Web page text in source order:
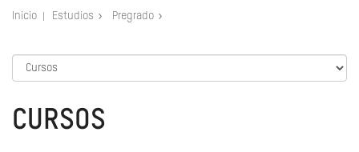
Inicio Estudios Pregrado
CURSOS